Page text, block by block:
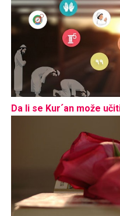
Da li se Kur´an može